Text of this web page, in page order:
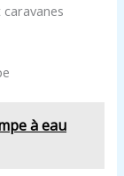
à eau